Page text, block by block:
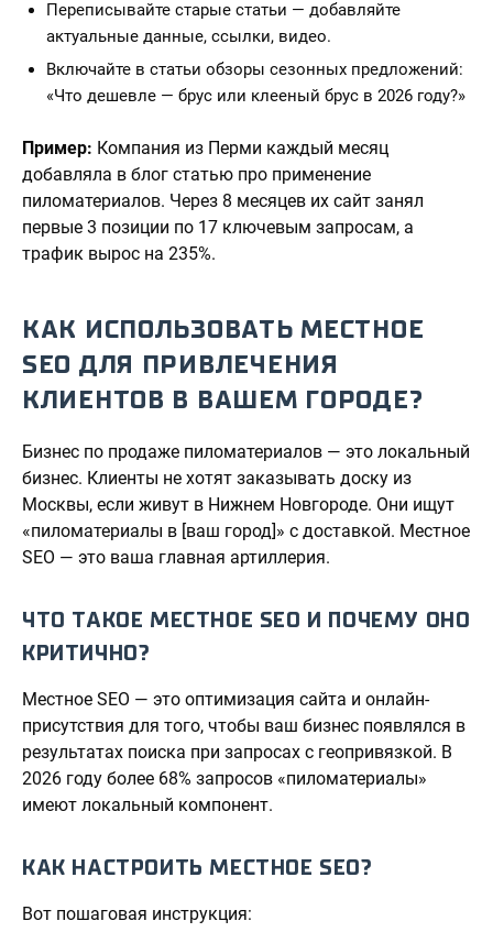
Переписывайте старые статьи — добавляйте
актуальные данные, ссылки, видео.
Включайте в статьи обзоры сезонных предложений:
«Что дешевле — брус или клееный брус в 2026 году?»
Пример: Компания из Перми каждый месяц
добавляла в блог статью про применение
пиломатериалов. Через 8 месяцев их сайт занял
первые 3 позиции по 17 ключевым запросам, а
трафик вырос на 235%.
КАК ИСПОЛЬЗОВАТЬ МЕСТНОЕ
SEO ДЛЯ ПРИВЛЕЧЕНИЯ
КЛИЕНТОВ В ВАШЕМ ГОРОДЕ?
Бизнес по продаже пиломатериалов — это локальный
бизнес. Клиенты не хотят заказывать доску из
Москвы, если живут в Нижнем Новгороде. Они ищут
«пиломатериалы в [ваш город]» с доставкой. Местное
SEO — это ваша главная артиллерия.
ЧТО ТАКОЕ МЕСТНОЕ SEO И ПОЧЕМУ ОНО
КРИТИЧНО?
Местное SEO — это оптимизация сайта и онлайн-
присутствия для того, чтобы ваш бизнес появлялся в
результатах поиска при запросах с геопривязкой. В
2026 году более 68% запросов «пиломатериалы»
имеют локальный компонент.
КАК НАСТРОИТЬ МЕСТНОЕ SEO?
Вот пошаговая инструкция: